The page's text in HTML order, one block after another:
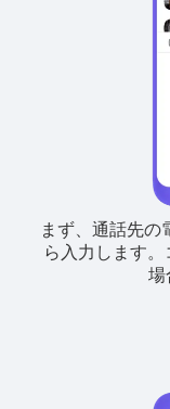
まず、通話先
ら入力します。
場